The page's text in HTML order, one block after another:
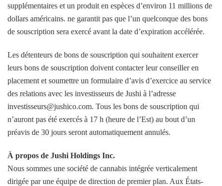
supplémentaires et un produit en espèces d’environ 11 millions de
dollars américains. ne garantit pas que l’un quelconque des bons
de souscription sera exercé avant la date d’expiration accélérée.
Les détenteurs de bons de souscription qui souhaitent exercer
leurs bons de souscription doivent contacter leur conseiller en
placement et soumettre un formulaire d’avis d’exercice au service
des relations avec les investisseurs de Jushi à l’adresse
investisseurs@jushico.com. Tous les bons de souscription qui
n’auront pas été exercés à 17 h (heure de l’Est) au bout d’un
préavis de 30 jours seront automatiquement annulés.
À propos de Jushi Holdings Inc.
Nous sommes une société de cannabis intégrée verticalement
dirigée par une équipe de direction de premier plan. Aux États-